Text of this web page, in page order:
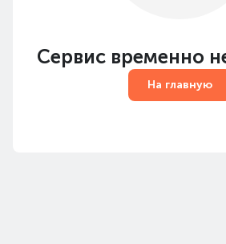
Сервис временно
На главную